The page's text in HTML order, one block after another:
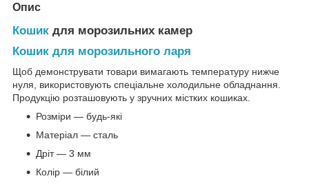
Опис
Кошик для морозильних камер
Кошик для морозильного ларя
Щоб демонструвати товари вимагають температуру нижче
нуля, використовують спеціальне холодильне обладнання.
Продукцію розташовують у зручних містких кошиках.
Розміри — будь-які
Матеріал — сталь
Дріт — 3 мм
Колір — білий